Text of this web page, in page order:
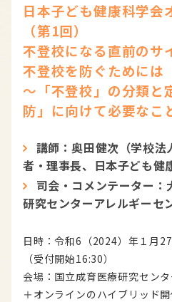
日本子ども健康科学会
（第1回）
不登校になる直前のサ
不登校を防ぐためには
～「不登校」の分類
防」に向けて必要なこ
講師：奥田健次（学校法
者・理事長、日本子ども健
司会・コメンテーター
研究センターアレルギーセ
日時：令和6（2024）年１月
（受付開始16:30）
会場：国立成育医療研究セン
＋オンラインのハイブリッド